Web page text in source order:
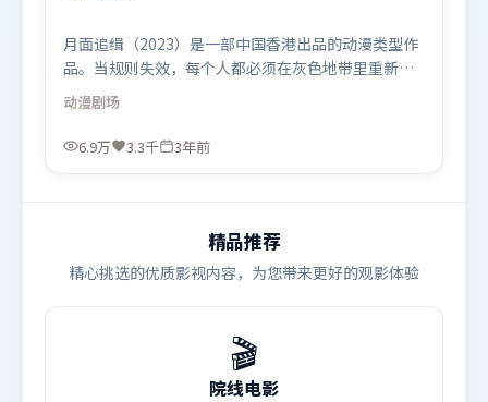
月面追缉（2023）是一部中国香港出品的动漫类型作
品。当规则失效，每个人都必须在灰色地带里重新选
择立场与底线。群像刻画各有弧光，配角亦承担叙事
推进功能。由管虎执导，雷佳音、黄渤、周迅，黄政
民、肖战、弗洛伦丝·皮尤等联袂出演。影片于2023
动漫剧场
6.9万 3.3千 3年前
精品推荐
精心挑选的优质影视内容，为您带来更好的观影体验
🎬
院线电影